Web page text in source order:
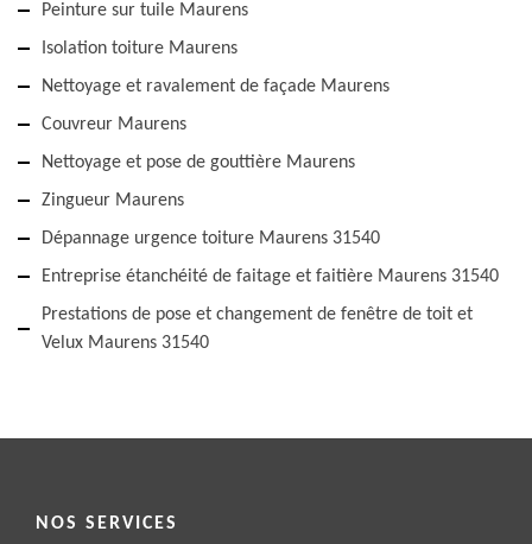
Peinture sur tuile Maurens
Isolation toiture Maurens
Nettoyage et ravalement de façade Maurens
Couvreur Maurens
Nettoyage et pose de gouttière Maurens
Zingueur Maurens
Dépannage urgence toiture Maurens 31540
Entreprise étanchéité de faitage et faitière Maurens 31540
Prestations de pose et changement de fenêtre de toit et
Velux Maurens 31540
NOS SERVICES